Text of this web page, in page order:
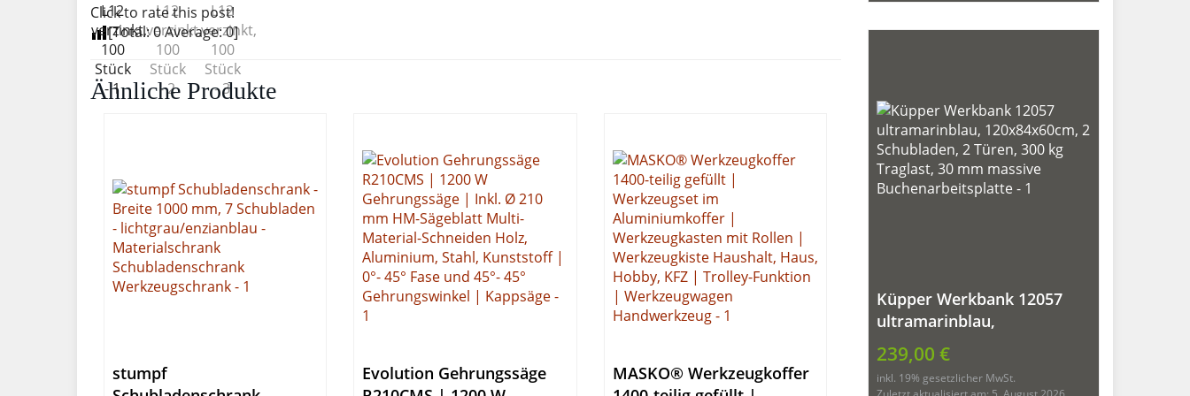
Click to rate this post!
[Total:0Average:0]
Ähnliche Produkte
stumpf
Evolution Gehrungssäge
MASKO® Werkzeugkoffer
Küpper Werkbank 12057
ultramarinblau,
120x84x60cm, 2
Schubladen, 2 Türen, 300 kg
Traglast, 30 mm massive
239,00 €
inkl. 19% gesetzlicher MwSt.